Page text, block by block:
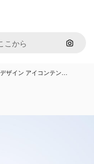
画像で
ザイン アイコンテン…